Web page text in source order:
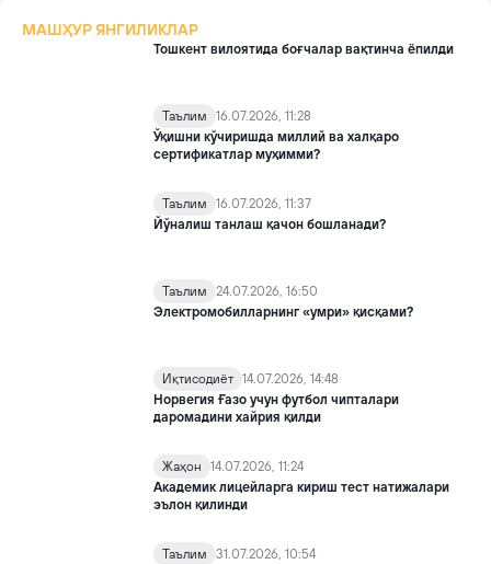
МАШҲУР ЯНГИЛИКЛАР
Тошкент вилоятида боғчалар вақтинча ёпилди
Таълим
16.07.2026, 11:28
Ўқишни кўчиришда миллий ва халқаро
сертификатлар муҳимми?
Таълим
16.07.2026, 11:37
Йўналиш танлаш қачон бошланади?
Таълим
24.07.2026, 16:50
Электромобилларнинг «умри» қисқами?
Иқтисодиёт 14.07.2026, 14:48
Норвегия Ғазо учун футбол чипталари
даромадини хайрия қилди
Жаҳон
14.07.2026, 11:24
Академик лицейларга кириш тест натижалари
эълон қилинди
Таълим 31.07.2026, 10:54